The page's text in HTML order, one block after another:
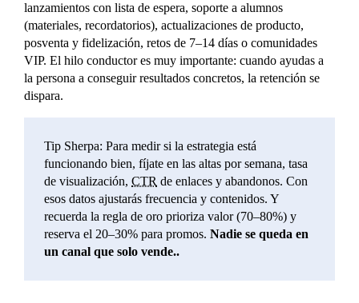
lanzamientos con lista de espera, soporte a alumnos
(materiales, recordatorios), actualizaciones de producto,
posventa y fidelización, retos de 7–14 días o comunidades
VIP. El hilo conductor es muy importante: cuando ayudas a
la persona a conseguir resultados concretos, la retención se
dispara.
Tip Sherpa: Para medir si la estrategia está
funcionando bien, fíjate en las altas por semana, tasa
de visualización, CTR de enlaces y abandonos. Con
esos datos ajustarás frecuencia y contenidos. Y
recuerda la regla de oro prioriza valor (70–80%) y
reserva el 20–30% para promos. Nadie se queda en
un canal que solo vende..